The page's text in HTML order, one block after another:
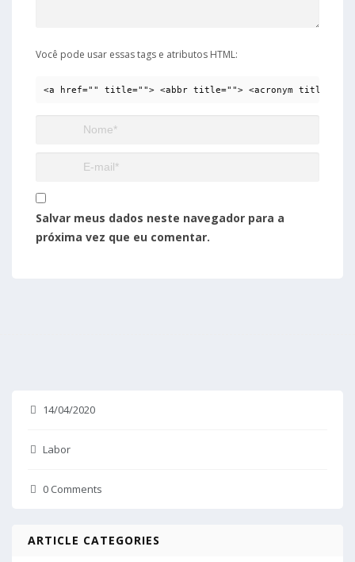
Você pode usar essas tags e atributos HTML:
<a href="" title=""> <abbr title=""> <acronym title="">
Salvar meus dados neste navegador para a
próxima vez que eu comentar.
14/04/2020
Labor
0 Comments
ARTICLE CATEGORIES